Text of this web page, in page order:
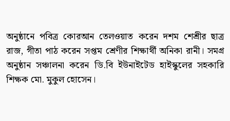
অনুষ্ঠানে পবিত্র কোরআন তেলওয়াত করেন দশম শেশ্রীর ছাত্র
রাজ, গীতা পাঠ করেন সপ্তম শ্রেণীর শিক্ষার্থী অনিকা রানী। সমগ্র
অনুষ্ঠান সঞ্চালনা করেন ডি.বি ইউনাইটেড হাইস্কুলের সহকারি
শিক্ষক মো. মুকুল হোসেন।